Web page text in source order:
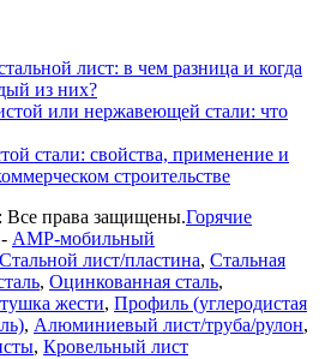
лист: в чем разница и когда
из них?
или нержавеющей стали: что
стали: свойства, применение и
строительстве
Все права защищены.Горячие
- AMP-мобильный
Стальной лист/пластина, Стальная
, Оцинкованная сталь,
жести, Профиль (углеродистая
, Алюминиевый лист/труба/рулон,
, Кровельный лист